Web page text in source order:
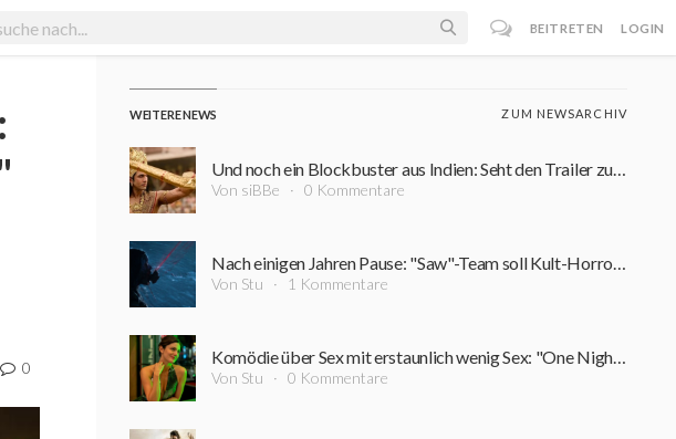
BEITRETEN LOGIN
0
WEITERE NEWS ZUM NEWSARCHIV
Und noch ein Blockbuster aus Indien: Seht den Trailer zum Fantasy-Epos "Ramayana: Part I"
Von siBBe 0 Kommentare
Nach einigen Jahren Pause: "Saw"-Team soll Kult-Horrorfigur zurück auf die Leinwand bringen
Von Stu 1 Kommentare
Komödie über Sex mit erstaunlich wenig Sex: "One Night Only"-Regisseur erklärt entfernte Nacktszenen
Von Stu 0 Kommentare